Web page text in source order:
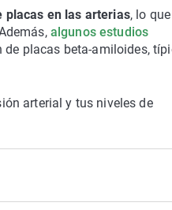
placas en las arterias, lo que
algunos estudios
placas beta-amiloides,
arterial y tus niveles de